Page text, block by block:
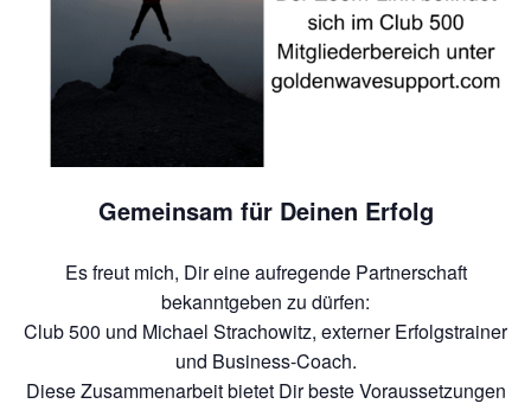
Gemeinsam für Deinen Erfolg
Es freut mich, Dir eine aufregende Partnerschaft
bekanntgeben zu dürfen:
Club 500 und Michael Strachowitz, externer Erfolgstrainer
und Business-Coach.
Diese Zusammenarbeit bietet Dir beste Voraussetzungen